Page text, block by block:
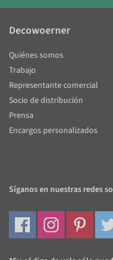
Decowoerner
Quiénes somos
Trabajo
Representante comercial
Socio de distribución
Prensa
Encargos personalizados
Síganos en nuestras redes